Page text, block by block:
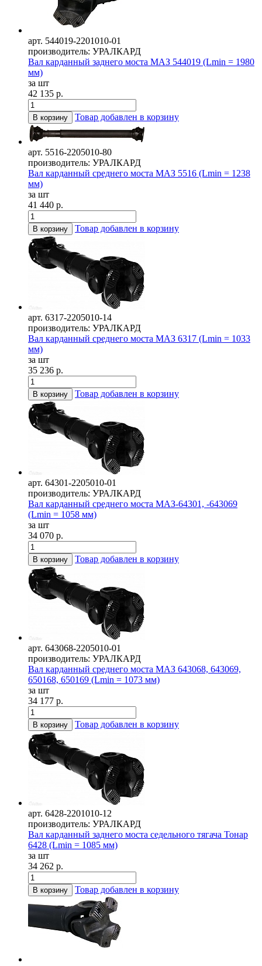
арт. 544019-2201010-01
производитель: УРАЛКАРД
Вал карданный заднего моста МАЗ 544019 (Lmin = 1980
мм)
за шт
42 135 р.
В корзину Товар добавлен в корзину
арт. 5516-2205010-80
производитель: УРАЛКАРД
Вал карданный среднего моста МАЗ 5516 (Lmin = 1238
мм)
за шт
41 440 р.
В корзину Товар добавлен в корзину
арт. 6317-2205010-14
производитель: УРАЛКАРД
Вал карданный среднего моста МАЗ 6317 (Lmin = 1033
мм)
за шт
35 236 р.
В корзину Товар добавлен в корзину
арт. 64301-2205010-01
производитель: УРАЛКАРД
Вал карданный среднего моста МАЗ-64301, -643069
(Lmin = 1058 мм)
за шт
34 070 р.
В корзину Товар добавлен в корзину
арт. 643068-2205010-01
производитель: УРАЛКАРД
Вал карданный среднего моста МАЗ 643068, 643069,
650168, 650169 (Lmin = 1073 мм)
за шт
34 177 р.
В корзину Товар добавлен в корзину
арт. 6428-2201010-12
производитель: УРАЛКАРД
Вал карданный заднего моста седельного тягача Тонар
6428 (Lmin = 1085 мм)
за шт
34 262 р.
В корзину Товар добавлен в корзину